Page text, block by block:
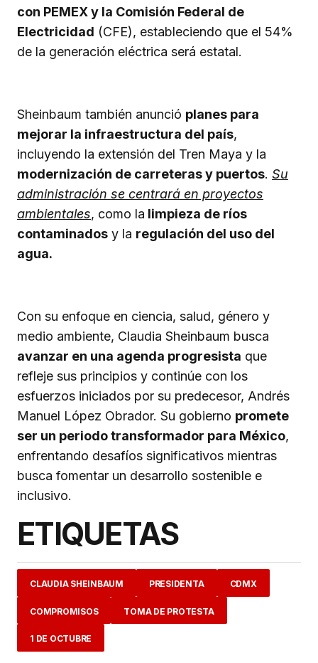
con PEMEX y la Comisión Federal de
Electricidad (CFE), estableciendo que el 54%
de la generación eléctrica será estatal.
Sheinbaum también anunció planes para
mejorar la infraestructura del país,
incluyendo la extensión del Tren Maya y la
modernización de carreteras y puertos. Su
administración se centrará en proyectos
ambientales, como la limpieza de ríos
contaminados y la regulación del uso del
agua.
Con su enfoque en ciencia, salud, género y
medio ambiente, Claudia Sheinbaum busca
avanzar en una agenda progresista que
refleje sus principios y continúe con los
esfuerzos iniciados por su predecesor, Andrés
Manuel López Obrador. Su gobierno promete
ser un periodo transformador para México,
enfrentando desafíos significativos mientras
busca fomentar un desarrollo sostenible e
inclusivo.
ETIQUETAS
CLAUDIA SHEINBAUM PRESIDENTA CDMX
COMPROMISOS TOMA DE PROTESTA
1 DE OCTUBRE